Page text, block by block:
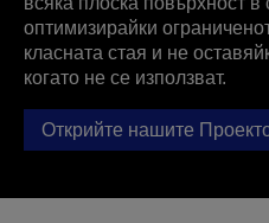
оптимизирайки
класната стая и не
когато не се използват.
Открийте нашите